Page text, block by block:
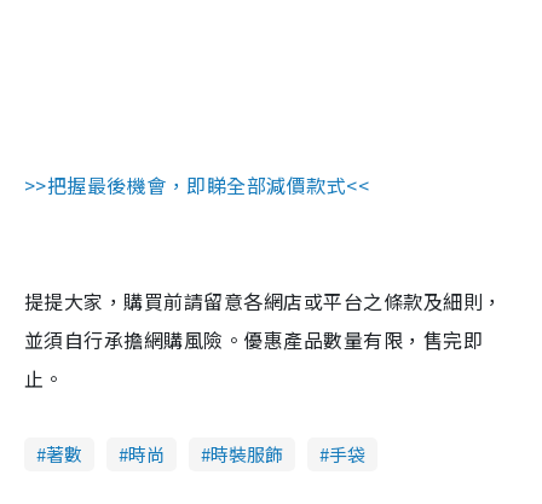
>>把握最後機會，即睇全部減價款式<<
提提大家，購買前請留意各網店或平台之條款及細則，
並須自行承擔網購風險。優惠產品數量有限，售完即
止。
著數 時尚 時裝服飾 手袋